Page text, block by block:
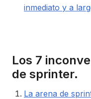
inmediato y a
Los 7
de sprinter.
La arena de